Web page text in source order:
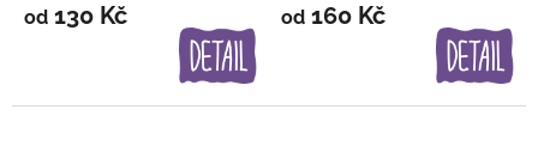
od 130 Kč od 160 Kč